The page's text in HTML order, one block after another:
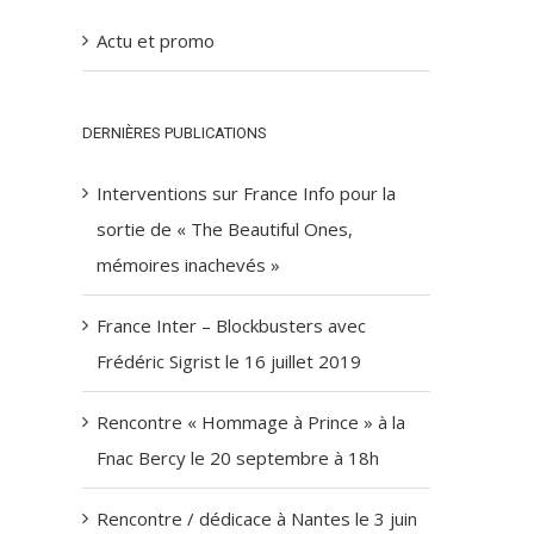
Actu et promo
DERNIÈRES PUBLICATIONS
Interventions sur France Info pour la
sortie de « The Beautiful Ones,
mémoires inachevés »
France Inter – Blockbusters avec
Frédéric Sigrist le 16 juillet 2019
Rencontre « Hommage à Prince » à la
Fnac Bercy le 20 septembre à 18h
Rencontre / dédicace à Nantes le 3 juin